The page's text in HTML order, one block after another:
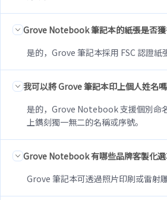
Grove Notebook 筆記本的紙張是否獲
是的，Grove 筆記本採用 FSC 認證紙
我可以將 Grove 筆記本印上個人姓名
是的，Grove Notebook 支援個別命
上鐫刻獨一無二的名稱或序號。
Grove Notebook 有哪些品牌客製化選
Grove 筆記本可透過照片印刷或雷射